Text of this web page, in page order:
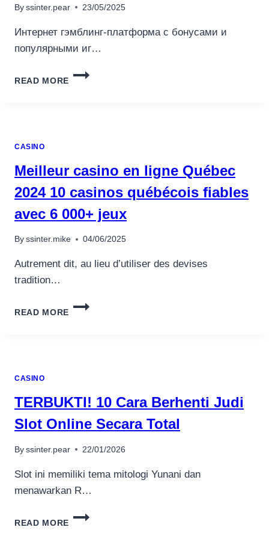
By ssinter.pear 23/05/2025
Интернет гэмблинг-платформа с бонусами и
популярными иг…
READ MORE
ИНТЕРНЕТ
МАШИНАМИ
CASINO
Meilleur casino en ligne Québec
2024 10 casinos québécois fiables
avec 6 000+ jeux
By ssinter.mike 04/06/2025
Autrement dit, au lieu d’utiliser des devises
tradition…
READ MORE
MEILLEUR
QUÉBÉCOIS
FIABLES
AVEC
JEUX
CASINO
TERBUKTI! 10 Cara Berhenti Judi
Slot Online Secara Total
By ssinter.pear 22/01/2026
Slot ini memiliki tema mitologi Yunani dan
menawarkan R…
READ MORE
TERBUKTI!